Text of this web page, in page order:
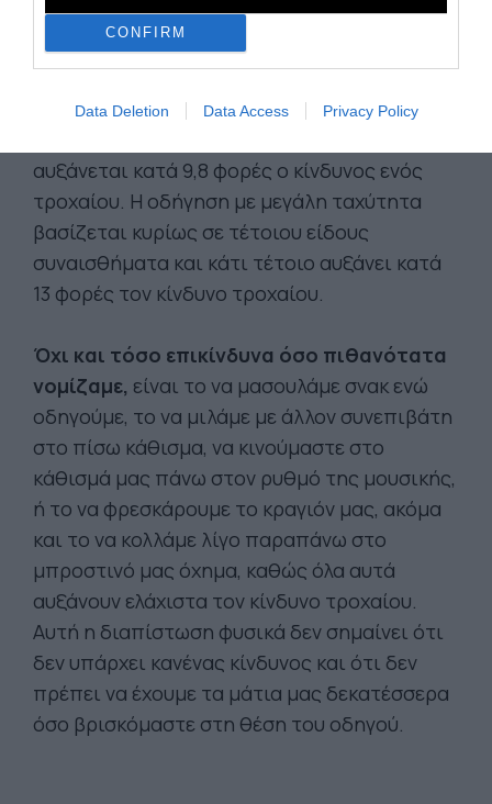
CONFIRM
Data Deletion Data Access Privacy Policy
ΤΑ ΑΡΝΗΤΙΚΑ ΣΥΝΑΙΣΘΗΜΑΤΑ:Σημαντικός
παράγοντας κινδύνου είναι η ταραγμένη
συναισθηματική κατάσταση του οδηγού. Αν
είμαστε θυμωμένοι ή λυπημένοι, αν κλαίμε ή
αυξάνεται κατά 9,8 φορές ο κίνδυνος ενός
τροχαίου. Η οδήγηση με μεγάλη ταχύτητα
βασίζεται κυρίως σε τέτοιου είδους
συναισθήματα και κάτι τέτοιο αυξάνει κατά
13 φορές τον κίνδυνο τροχαίου.
Όχι και τόσο επικίνδυνα όσο πιθανότατα
νομίζαμε, είναι το να μασουλάμε σνακ ενώ
οδηγούμε, το να μιλάμε με άλλον συνεπιβάτη
στο πίσω κάθισμα, να κινούμαστε στο
κάθισμά μας πάνω στον ρυθμό της μουσικής,
ή το να φρεσκάρουμε το κραγιόν μας, ακόμα
και το να κολλάμε λίγο παραπάνω στο
μπροστινό μας όχημα, καθώς όλα αυτά
αυξάνουν ελάχιστα τον κίνδυνο τροχαίου.
Αυτή η διαπίστωση φυσικά δεν σημαίνει ότι
δεν υπάρχει κανένας κίνδυνος και ότι δεν
πρέπει να έχουμε τα μάτια μας δεκατέσσερα
όσο βρισκόμαστε στη θέση του οδηγού.